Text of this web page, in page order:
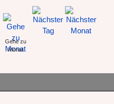
Gehe zu
Monat